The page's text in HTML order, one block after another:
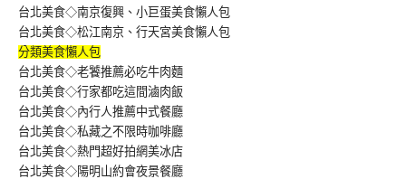
台北美食◇南京復興、小巨蛋美食懶人包
台北美食◇松江南京、行天宮美食懶人包
分類美食懶人包
台北美食◇老饕推薦必吃牛肉麵
台北美食◇行家都吃這間滷肉飯
台北美食◇內行人推薦中式餐廳
台北美食◇私藏之不限時咖啡廳
台北美食◇熱門超好拍網美冰店
台北美食◇陽明山約會夜景餐廳